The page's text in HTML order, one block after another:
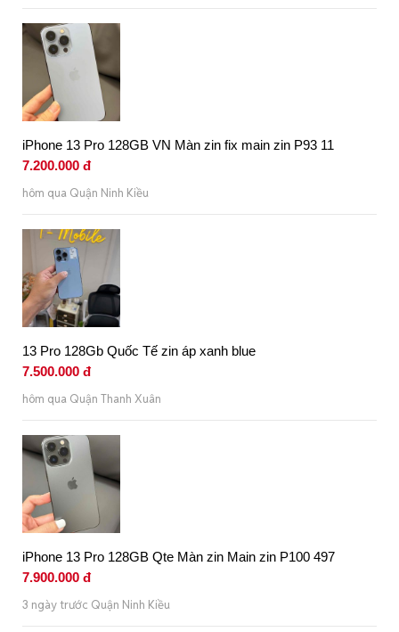
iPhone 13 Pro 128GB VN Màn zin fix main zin P93 11
7.200.000 đ
hôm qua Quận Ninh Kiều
13 Pro 128Gb Quốc Tế zin áp xanh blue
7.500.000 đ
hôm qua Quận Thanh Xuân
iPhone 13 Pro 128GB Qte Màn zin Main zin P100 497
7.900.000 đ
3 ngày trước Quận Ninh Kiều